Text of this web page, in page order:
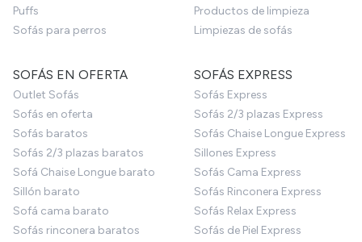
Puffs
Sofás para perros
Productos de limpieza
Limpiezas de sofás
SOFÁS EN OFERTA
Outlet Sofás
Sofás en oferta
Sofás baratos
Sofás 2/3 plazas baratos
Sofá Chaise Longue barato
Sillón barato
Sofá cama barato
Sofás rinconera baratos
SOFÁS EXPRESS
Sofás Express
Sofás 2/3 plazas Express
Sofás Chaise Longue Express
Sillones Express
Sofás Cama Express
Sofás Rinconera Express
Sofás Relax Express
Sofás de Piel Express